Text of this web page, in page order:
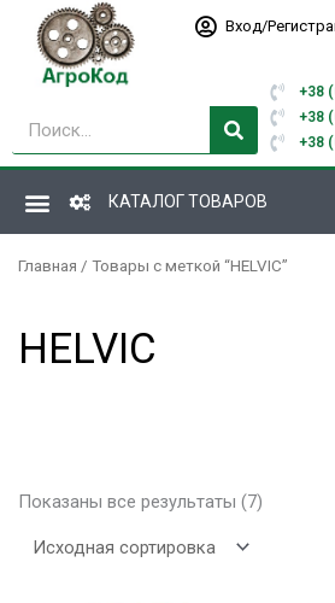
Перейти
содержимому
Вход/
Поиск
+38
+38
+38
КАТАЛОГ ТОВАРОВ
Главная / Товары с меткой “HELVIC”
HELVIC
Показаны все результаты (7)